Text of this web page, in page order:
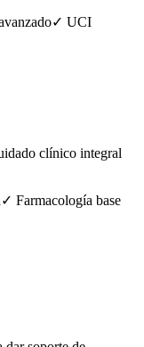
✓ UCI
clínico integral
✓ Farmacología base